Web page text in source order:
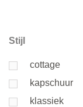
Stijl
cottage
kapschuur
klassiek